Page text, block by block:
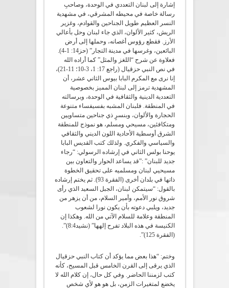
إشارة إلى لبنان التعددي في الوحدة، وصاحبِ
رسالة خاصة في محيطه المشرقي، في مشهدية
النسر العظيم طويل الجناحين والقوادم، وغزير
الريش، كثير الألوان، الذي جاء لبنان وحل بأعالي
الأرز. فقطع رؤوس أغصانه، وحملها إلى أرض
البائعين، وغرسها في مدينة التجار” (حز14: 1-4).
فعلاوة عن شرح “اللغز والمثل” كما أراده الله
في نص النبي حزقيال (راجع 17: 1، 3-10؛ 11-21)،
إنا نرى مع المكرم البابا بيوس الثاني عشر، أن
المشهدية ترمز إلى لبنان المميز بخصوصية
التعددية الدينية والثقافية في الوحدة، وبرسالته
في المنطقة. فلبنان المشبه بفسيفساء متنوعة
الحجارة والألوان، وبنسرٍ ذي جناحين متساويين
ومتكافئين، مسيحي ومسلم، هو نموذج للمنطقة
الشرق أوسطية الأحادية اللون الديني والثقافي
والسياسي والفكري. ولذلك كتب القديس البابا
يوحنا بولس الثاني في إرشاده الرسولي: “رجاء
جديد للبنان” :”قد يساعد الحوار والتعاون بين
مسيحيي لبنان ومسلميه على تحقيق الخطوة
ذاتها في بلدان أخرى (الفقرة 93). ثم يختم إرشاده
بالقول: “سيتمكن لبنان، الجبل السعيد الذي رأى
شروق نور الأمم، وأمير السلام، من أن يزهر من
جديد، ويلبي دعوته بأن يكون نورا لشعوب
المنطقة وعلامة للسلام الآتي من الله. وهكذا إن
الكنيسة في هذه البلاد تفرح إلهها” (نشيد8:4)”.
(الفقرة 125)”.
وختم: “هذا بعض مما يؤكد أن كتاب النبي حزقيال
الذي يرقى إلى القرن الخامس قبل المسيح، كأنه
كتب لزمننا الحاضر. وفي كل حال، إن كلام الله لا
يخضع لمتغيرات الزمن، بل هو هو لأي شخص